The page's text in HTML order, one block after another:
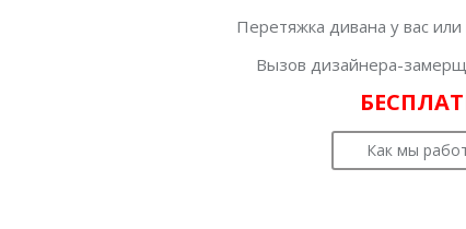
Перетяжка дивана у вас
Вызов дизайнера-
Как мы